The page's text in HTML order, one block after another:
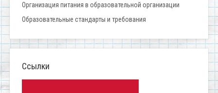
Организация питания в образовательной организации
Образовательные стандарты и требования
Ссылки